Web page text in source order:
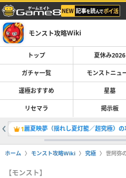
モンスト攻略Wiki
トップ 夏休み2026
ガチャ一覧 モンストニュ
運極おすすめ 星墓
リセマラ 掲示板
1麗夏映夢（揺れし夏灯籠／超究極）
ホーム モンスト攻略Wiki 究極 世阿弥
【モンスト】